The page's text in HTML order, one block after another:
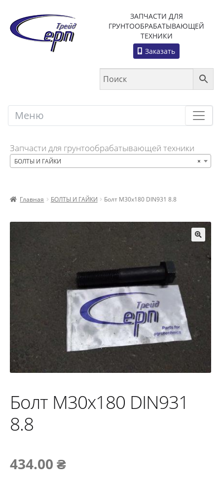
ЗАПЧАСТИ ДЛЯ
ГРУНТООБРАБАТЫВАЮЩЕЙ
ТЕХНИКИ
Заказать
Меню Меню
Запчасти для грунтообрабатывающей техники
×
БОЛТЫ И ГАЙКИ
Главная БОЛТЫ И ГАЙКИ Болт M30x180 DIN931 8.8
Болт M30x180 DIN931
8.8
434.00 ₴